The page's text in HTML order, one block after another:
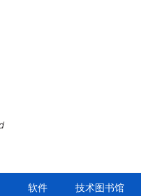
软件 技术图书馆